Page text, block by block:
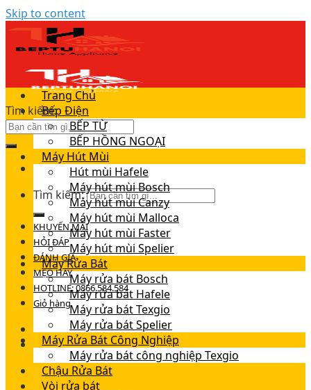
Skip to content
Tìm kiếm:
Tìm kiếm:
KHUYẾN MÃI
HỎI ĐÁP
ĐÁNH GIÁ
MẸO HAY
HOTLINE: 0866.584.584
Giỏ hàng
Trang Chủ
Bếp Điện
BẾP TỪ
BẾP HỒNG NGOẠI
Máy Hút Mùi
Hút mùi Hafele
Máy hút mùi Bosch
Máy hút mùi Canzy
Máy hút mùi Malloca
Máy hút mùi Faster
Máy hút mùi Spelier
Máy Rửa Bát
Máy rửa bát Bosch
Máy rửa bát Hafele
Máy rửa bát Texgio
Máy rửa bát Spelier
Máy Rửa Bát Công Nghiệp
Máy rửa bát công nghiệp Texgio
Chậu Rửa Bát
Vòi rửa bát